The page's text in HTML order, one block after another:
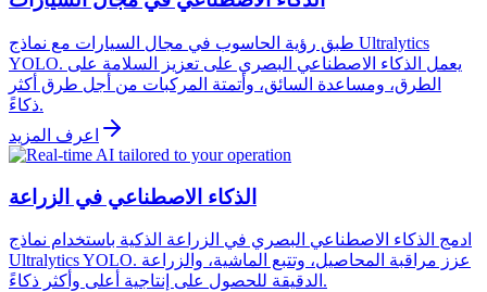
طبق رؤية الحاسوب في مجال السيارات مع نماذج Ultralytics
YOLO. يعمل الذكاء الاصطناعي البصري على تعزيز السلامة على
الطرق، ومساعدة السائق، وأتمتة المركبات من أجل طرق أكثر
ذكاءً.
اعرف المزيد
الذكاء الاصطناعي في الزراعة
ادمج الذكاء الاصطناعي البصري في الزراعة الذكية باستخدام نماذج
Ultralytics YOLO. عزز مراقبة المحاصيل، وتتبع الماشية، والزراعة
الدقيقة للحصول على إنتاجية أعلى وأكثر ذكاءً.